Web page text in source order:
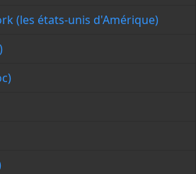
(les états-unis d'Amérique)